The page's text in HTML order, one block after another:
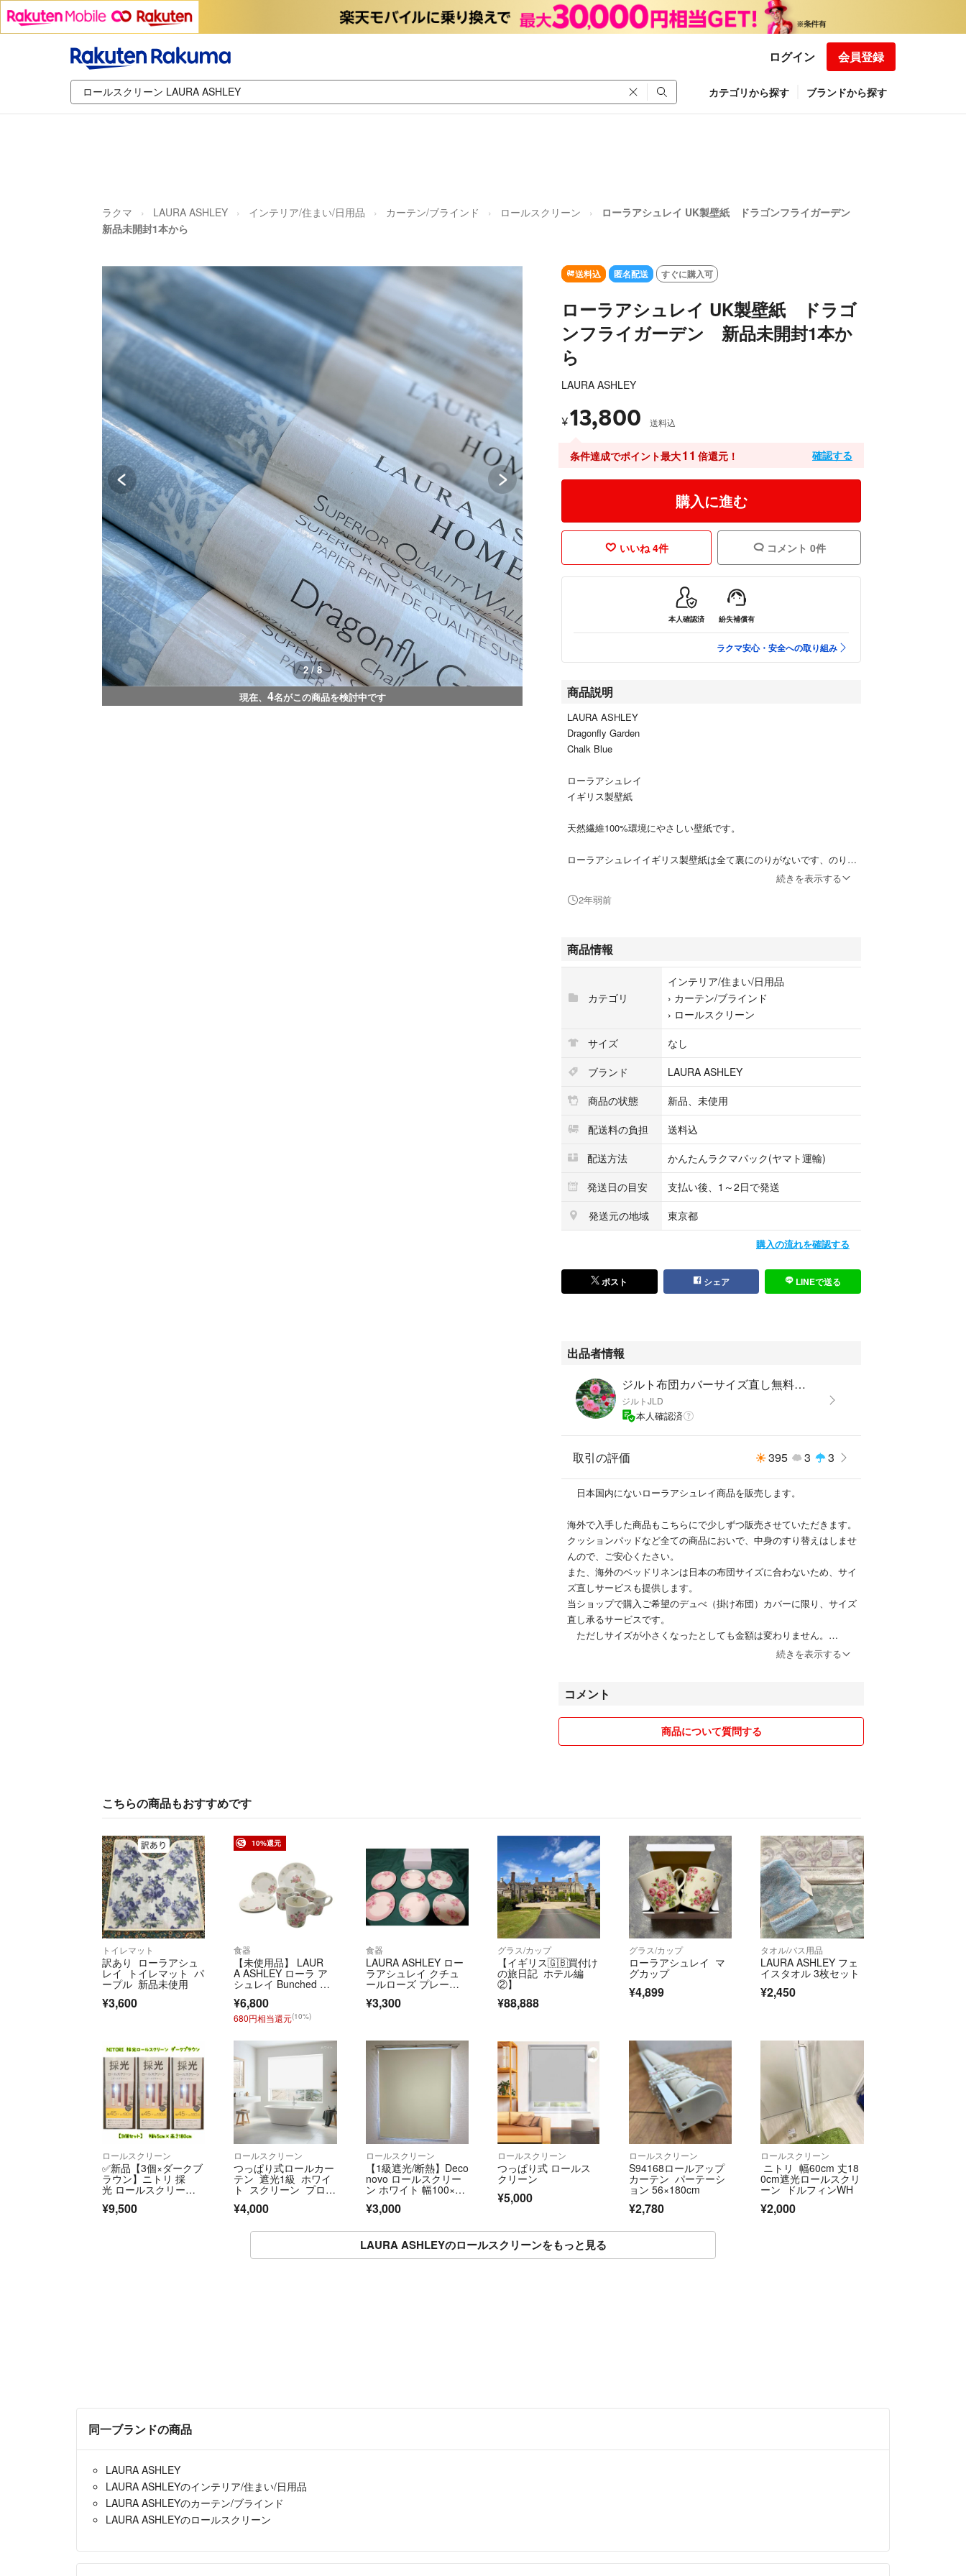
ログイン 会員登録
カテゴリから探す ブランドから探す
ラクマ LAURA ASHLEY インテリア/住まい/日用品 カーテン/ブラインド ロールスクリーン
ローラアシュレイ UK製壁紙 ドラゴンフライガーデン
新品未開封1本から
3 / 8
現在、 4名がこの商品を検討中です
送料込 匿名配送 すぐに購入可
ローラアシュレイ UK製壁紙 ドラゴ
ンフライガーデン 新品未開封1本か
ら
LAURA ASHLEY
¥13,800 送料込
条件達成でポイント最大11 倍還元！ 確認する
購入に進む
いいね 4件 コメント 0件
本人確認済 紛失補償有
ラクマ安心・安全への取り組み
商品説明
LAURA ASHLEY
Dragonfly Garden
Chalk Blue
ローラアシュレイ
イギリス製壁紙
天然繊維100%環境にやさしい壁紙です。
ローラアシュレイイギリス製壁紙は全て裏にのりがないです、のりあ
りあるいは材料が不織布である場合、イギリス製ではありません。
ドラゴンフライガーデンはチョークブルーという落ち着いた色の壁紙
幅 53cm
長さ 10M
パターンリピート 64cm
暗所段ボール保管、状態◎
在庫7本
2本目から-800円
7本ご購入は-1000円/本
続きを表示する
2年弱前
商品情報
カテゴリ
インテリア/住まい/日用品
› カーテン/ブラインド
› ロールスクリーン
サイズ
なし
ブランド
LAURA ASHLEY
商品の状態
新品、未使用
配送料の負担
送料込
配送方法
かんたんラクマパック(ヤマト運輸)
発送日の目安
支払い後、1～2日で発送
発送元の地域
東京都
購入の流れを確認する
ポスト シェア LINEで送る
出品者情報
ジルト布団カバーサイズ直し無料's shop
ジルトJLD
本人確認済
取引の評価 395 3 3
日本国内にないローラアシュレイ商品を販売します。
海外で入手した商品もこちらにで少しずつ販売させていただきます。
クッションパッドなど全ての商品においで、中身のすり替えはしませ
んので、ご安心くたさい。
また、海外のベッドリネンは日本の布団サイズに合わないため、サイ
ズ直しサービスも提供します。
当ショップで購入ご希望のデュべ（掛け布団）カバーに限り、サイズ
直し承るサービスです。
ただしサイズが小さくなったとしても金額は変わりません。
度々、見つけるたびに通報しますよ。
配達時間帯ご希望有れば取引連絡段階でお伝えください:
続きを表示する
コメント
商品について質問する
こちらの商品もおすすめです
トイレマット
訳あり ローラアシュ
レイ トイレマット パ
ープル 新品未使用
¥3,600
10%還元
食器
【未使用品】 LAUR
A ASHLEY ローラ ア
シュレイ Bunched Ro
ジズ 9ピースセット L
A40-118 中古 送料無
料 H４
¥6,800
680円相当還元(10%)
食器
LAURA ASHLEY ロー
ラアシュレイ クチュ
ールローズ プレート 6
¥3,300
グラス/カップ
【イギリス🇬🇧買付け
の旅日記 ホテル編
②】
¥88,888
グラス/カップ
ローラアシュレイ マ
グカップ
¥4,899
タオル/バス用品
LAURA ASHLEY フェ
イスタオル 3枚セット
¥2,450
ロールスクリーン
✅新品【3個×ダークブ
ラウン】ニトリ 採
光 ロールスクリーン 4
5×180cm
¥9,500
ロールスクリーン
つっぱり式ロールカー
テン 遮光1級 ホワイ
ト スクリーン プロジ
ェクター
¥4,000
ロールスクリーン
【1級遮光/断熱】Deco
novo ロールスクリー
ン ホワイト 幅100×丈
¥3,000
ロールスクリーン
つっぱり式 ロールス
クリーン
¥5,000
ロールスクリーン
S94168ロールアップ
カーテン パーテーシ
ョン 56×180cm
¥2,780
ロールスクリーン
ニトリ 幅60cm 丈18
0cm遮光ロールスクリ
ーン ドルフィンWH
¥2,000
LAURA ASHLEYのロールスクリーンをもっと見る
同一ブランドの商品
LAURA ASHLEY
LAURA ASHLEYのインテリア/住まい/日用品
LAURA ASHLEYのカーテン/ブラインド
LAURA ASHLEYのロールスクリーン